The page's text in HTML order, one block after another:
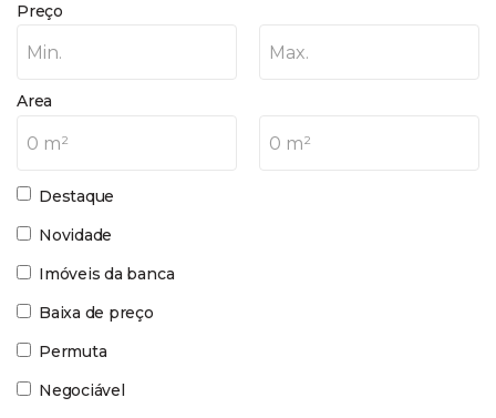
Preço
Min. Max.
Area
0 m² 0 m²
Destaque
Novidade
Imóveis da banca
Baixa de preço
Permuta
Negociável